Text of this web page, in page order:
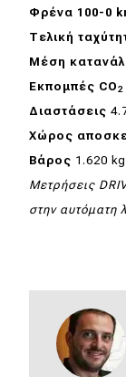
Φρένα 100-0
Τελική
Μέση
Εκπομπές CO2
Διαστάσεις
Χώρος
Βάρος 1.620 kg
Μετρήσεις
στην αυτόματη